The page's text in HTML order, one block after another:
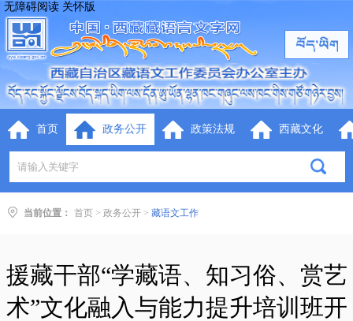
无障碍阅读 关怀版
首页 政务公开 政策法规 西藏文化
当前位置： 首页 > 政务公开 > 藏语文工作
援藏干部“学藏语、知习俗、赏艺
术”文化融入与能力提升培训班开